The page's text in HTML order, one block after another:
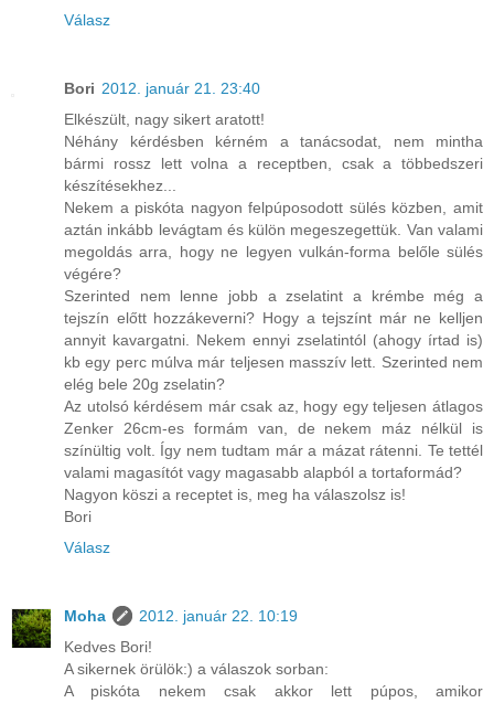
Válasz
Bori 2012. január 21. 23:40
Elkészült, nagy sikert aratott!
Néhány kérdésben kérném a tanácsodat, nem mintha
bármi rossz lett volna a receptben, csak a többedszeri
készítésekhez...
Nekem a piskóta nagyon felpúposodott sülés közben, amit
aztán inkább levágtam és külön megeszegettük. Van valami
megoldás arra, hogy ne legyen vulkán-forma belőle sülés
végére?
Szerinted nem lenne jobb a zselatint a krémbe még a
tejszín előtt hozzákeverni? Hogy a tejszínt már ne kelljen
annyit kavargatni. Nekem ennyi zselatintól (ahogy írtad is)
kb egy perc múlva már teljesen masszív lett. Szerinted nem
elég bele 20g zselatin?
Az utolsó kérdésem már csak az, hogy egy teljesen átlagos
Zenker 26cm-es formám van, de nekem máz nélkül is
színültig volt. Így nem tudtam már a mázat rátenni. Te tettél
valami magasítót vagy magasabb alapból a tortaformád?
Nagyon köszi a receptet is, meg ha válaszolsz is!
Bori
Válasz
Moha
2012. január 22. 10:19
Kedves Bori!
A sikernek örülök:) a válaszok sorban:
A piskóta nekem csak akkor lett púpos, amikor